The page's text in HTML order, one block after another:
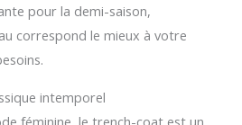
pour la demi-saison,
correspond le mieux à votre
intemporel
féminine, le trench-coat est un